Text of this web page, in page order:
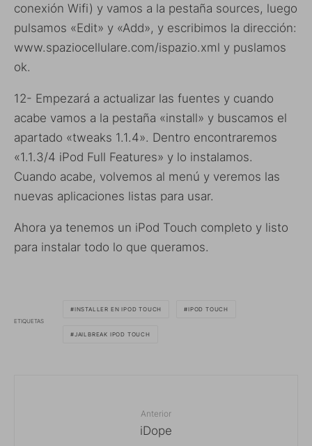
conexión Wifi) y vamos a la pestaña sources, luego
pulsamos «Edit» y «Add», y escribimos la dirección:
www.spaziocellulare.com/ispazio.xml y puslamos
ok.
12- Empezará a actualizar las fuentes y cuando
acabe vamos a la pestaña «install» y buscamos el
apartado «tweaks 1.1.4». Dentro encontraremos
«1.1.3/4 iPod Full Features» y lo instalamos.
Cuando acabe, volvemos al menú y veremos las
nuevas aplicaciones listas para usar.
Ahora ya tenemos un iPod Touch completo y listo
para instalar todo lo que queramos.
ETIQUETAS
INSTALLER EN IPOD TOUCH IPOD TOUCH
JAILBREAK IPOD TOUCH
Anterior
iDope